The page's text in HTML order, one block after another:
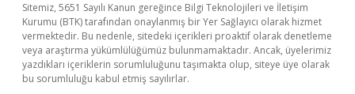
Sitemiz, 5651 Sayılı Kanun gereğince Bilgi Teknolojileri ve İletişim
Kurumu (BTK) tarafından onaylanmış bir Yer Sağlayıcı olarak hizmet
vermektedir. Bu nedenle, sitedeki içerikleri proaktif olarak denetleme
veya araştırma yükümlülüğümüz bulunmamaktadır. Ancak, üyelerimiz
yazdıkları içeriklerin sorumluluğunu taşımakta olup, siteye üye olarak
bu sorumluluğu kabul etmiş sayılırlar.